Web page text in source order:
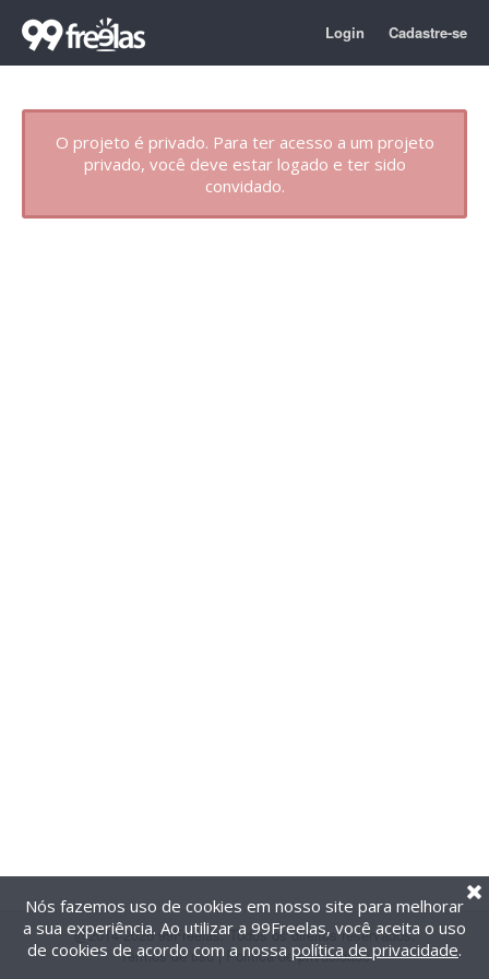
Login Cadastre-se
O projeto é privado. Para ter acesso a um projeto
privado, você deve estar logado e ter sido
convidado.
@2014-2026 99Freelas. Todos os direitos reservados.
Termos de uso| Política de privacidade
Nós fazemos uso de cookies em nosso site para melhorar
a sua experiência. Ao utilizar a 99Freelas, você aceita o uso
de cookies de acordo com a nossa política de privacidade.